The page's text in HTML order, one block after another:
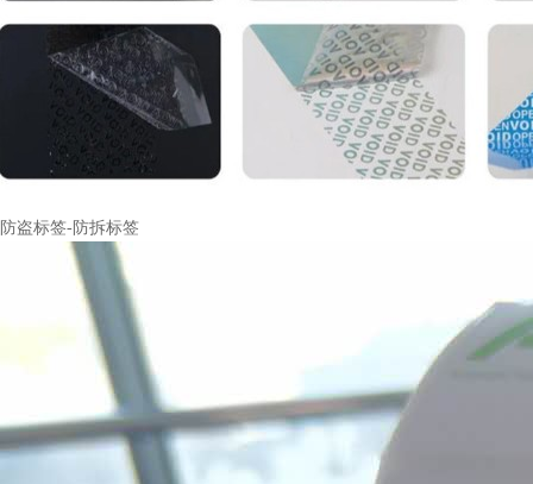
防盗标签-防拆标签